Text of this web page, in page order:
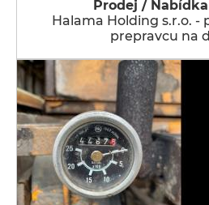
Prodej /
Halama Holding s.r.o. -
prepravcu na